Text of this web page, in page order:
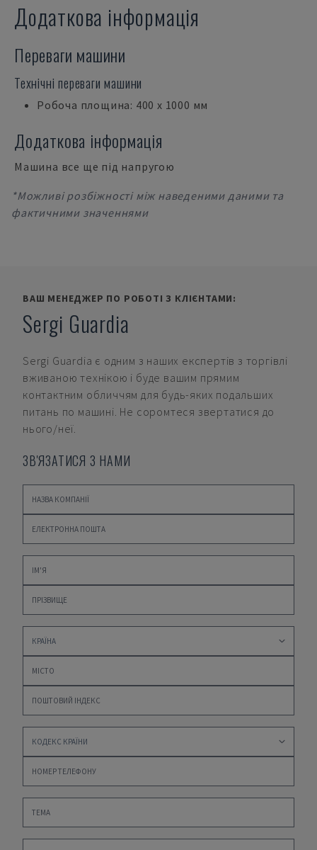
Додаткова інформація
Переваги машини
Технічні переваги машини
Робоча площина: 400 x 1000 мм
Додаткова інформація
Машина все ще під напругою
*Можливі розбіжності між наведеними даними та
фактичними значеннями
ВАШ МЕНЕДЖЕР ПО РОБОТІ З КЛІЄНТАМИ:
Sergi Guardia
Sergi Guardia є одним з наших експертів з торгівлі
вживаною технікою і буде вашим прямим
контактним обличчям для будь-яких подальших
питань по машині. Не соромтеся звертатися до
нього/неї.
ЗВ'ЯЗАТИСЯ З НАМИ